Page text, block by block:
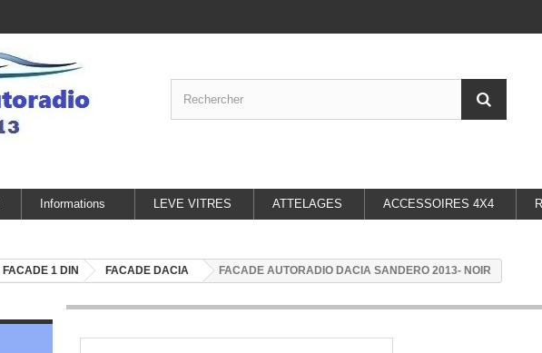
Informations LEVE VITRES ATTELAGES ACCESSOIRES 4X4
FACADE 1 DIN FACADE DACIA FACADE AUTORADIO DACIA SANDERO 2013- NOIR